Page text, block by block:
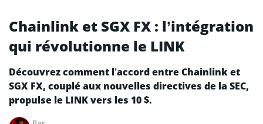
Chainlink et SGX FX : l’intégration
qui révolutionne le LINK
Découvrez comment l’accord entre Chainlink et
SGX FX, couplé aux nouvelles directives de la SEC,
propulse le LINK vers les 10 $.